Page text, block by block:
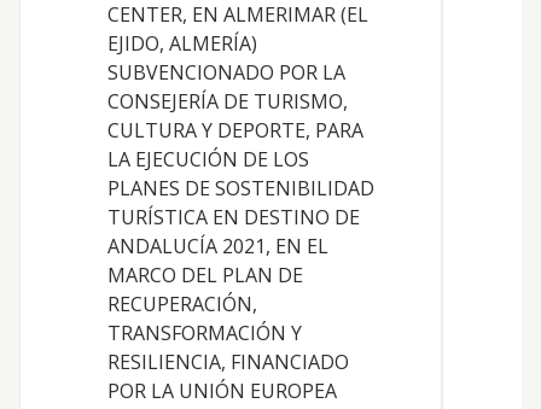
CENTER, EN ALMERIMAR (EL
EJIDO, ALMERÍA)
SUBVENCIONADO POR LA
CONSEJERÍA DE TURISMO,
CULTURA Y DEPORTE, PARA
LA EJECUCIÓN DE LOS
PLANES DE SOSTENIBILIDAD
TURÍSTICA EN DESTINO DE
ANDALUCÍA 2021, EN EL
MARCO DEL PLAN DE
RECUPERACIÓN,
TRANSFORMACIÓN Y
RESILIENCIA, FINANCIADO
POR LA UNIÓN EUROPEA